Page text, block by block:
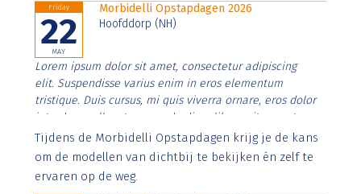
Friday
22
MAY
Morbidelli Opstapdagen 2026
Hoofddorp (NH)
Lorem ipsum dolor sit amet, consectetur adipiscing
elit. Suspendisse varius enim in eros elementum
tristique. Duis cursus, mi quis viverra ornare, eros dolor
interdum nulla, ut commodo diam libero vitae erat.
Aenean faucibus nibh et justo cursus id rutrum lorem
imperdiet. Nunc ut sem vitae risus tristique posuere.
Tijdens de Morbidelli Opstapdagen krijg je de kans
om de modellen van dichtbij te bekijken én zelf te
ervaren op de weg.